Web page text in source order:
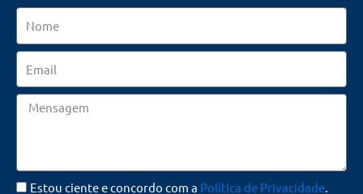
Mensagem
Estou ciente e concordo com a Política de Privacidade.